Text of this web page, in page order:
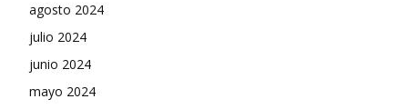
agosto 2024
julio 2024
junio 2024
mayo 2024